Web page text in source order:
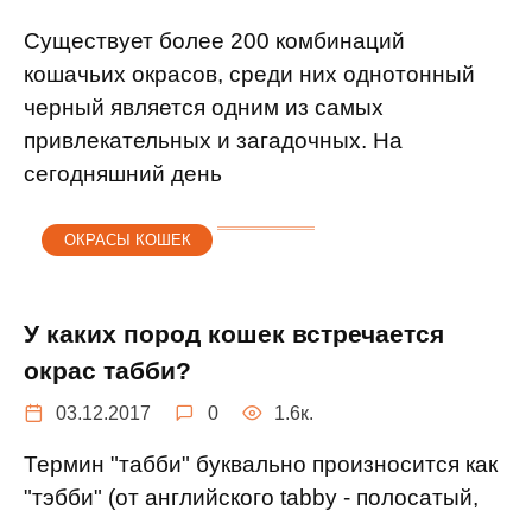
Существует более 200 комбинаций
кошачьих окрасов, среди них однотонный
черный является одним из самых
привлекательных и загадочных. На
сегодняшний день
ОКРАСЫ КОШЕК
У каких пород кошек встречается
окрас табби?
03.12.2017 0 1.6к.
Термин "табби" буквально произносится как
"тэбби" (от английского tabby - полосатый,